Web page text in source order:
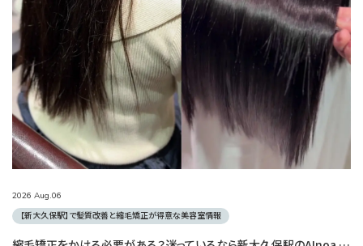
2026 Aug.06
【新大久保駅】で髪質改善と縮毛矯正が得意な美容室情報